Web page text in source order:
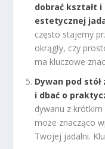
dobrać kształt
estetycznej
często stajemy
okrągły, czy
ma kluczowe
Dywan pod
i dbać o
dywanu z
może znacząco
Twojej jadalni.